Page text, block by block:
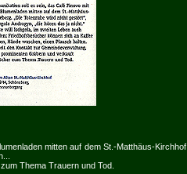
mitten auf dem St.-Matthäus-Kirchhof
Thema Trauern und Tod.